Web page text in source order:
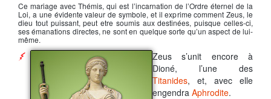
Ce mariage avec Thémis, qui est l’incarnation de l’Ordre éternel de la
Loi, a une évidente valeur de symbole, et il exprime commentZeus, le
dieu tout puissant, peut etre soumis aux destinées, puisque celles-ci,
ses émanations directes, ne sont en quelque sorte qu’un aspect de lui-
même.
Zeus s’unit encore à
Dioné, l’une des
Titanides, et, avec elle
engendra Aphrodite.